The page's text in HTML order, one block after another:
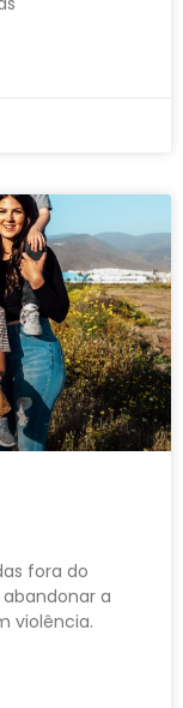
fora do
a
violência.